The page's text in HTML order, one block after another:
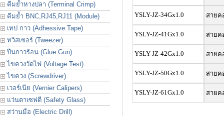
คีมย้ำหางปลา (Terminal Crimp)
คีมย้ำ BNC,RJ45,RJ11 (Module)
เทป กาว (Adhessive Tape)
ทวิสเซอร์ (Tweezer)
ปืนกาวร้อน (Glue Gun)
ไขควงวัดไฟ (Voltage Test)
ไขควง (Screwdriver)
เวอร์เนีย (Vernier Calipers)
แว่นตาเซฟตี (Safety Glass)
สว่านมือ (Electric Drill)
YSLY-JZ-34Gx1.0 สายค
YSLY-JZ-41Gx1.0 สายค
YSLY-JZ-42Gx1.0 สายค
YSLY-JZ-50Gx1.0 สายค
YSLY-JZ-61Gx1.0 สายค